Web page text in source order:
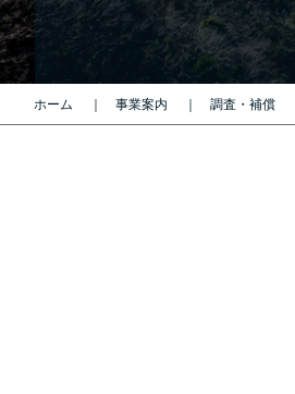
ホーム 事業案内 調査・補償